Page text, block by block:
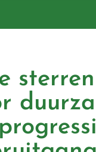
sterren